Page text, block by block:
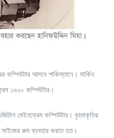
কম্পিউটার আসবে পাকিস্তানে। মার্কিন
১৬২০ কম্পিউটার।
মেইনফ্রেম কম্পিউটার। বৃহদাকৃতির
রুম ব্যবহার করতে হত।